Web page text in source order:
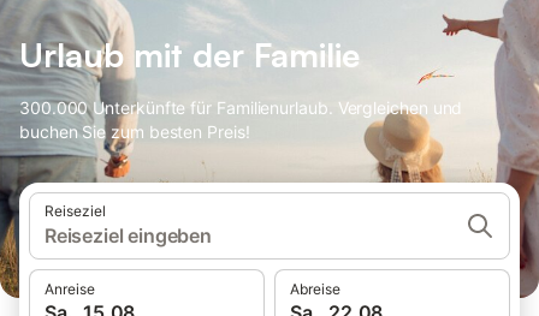
Urlaub mit der Familie
300.000 Unterkünfte für Familienurlaub. Vergleichen und
buchen Sie zum besten Preis!
Reiseziel
Reiseziel eingeben
Anreise Abreise